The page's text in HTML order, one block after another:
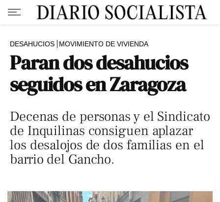
DESAHUCIOS MOVIMIENTO DE VIVIENDA
Paran dos desahucios
seguidos en Zaragoza
Decenas de personas y el Sindicato
de Inquilinas consiguen aplazar
los desalojos de dos familias en el
barrio del Gancho.